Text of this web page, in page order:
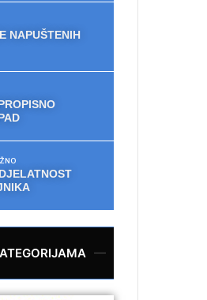
NAPUŠTENIH